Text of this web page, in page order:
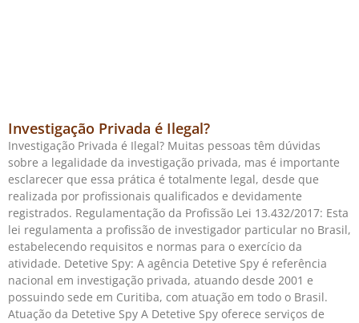
Investigação Privada é Ilegal?
Investigação Privada é Ilegal? Muitas pessoas têm dúvidas
sobre a legalidade da investigação privada, mas é importante
esclarecer que essa prática é totalmente legal, desde que
realizada por profissionais qualificados e devidamente
registrados. Regulamentação da Profissão Lei 13.432/2017: Esta
lei regulamenta a profissão de investigador particular no Brasil,
estabelecendo requisitos e normas para o exercício da
atividade. Detetive Spy: A agência Detetive Spy é referência
nacional em investigação privada, atuando desde 2001 e
possuindo sede em Curitiba, com atuação em todo o Brasil.
Atuação da Detetive Spy A Detetive Spy oferece serviços de